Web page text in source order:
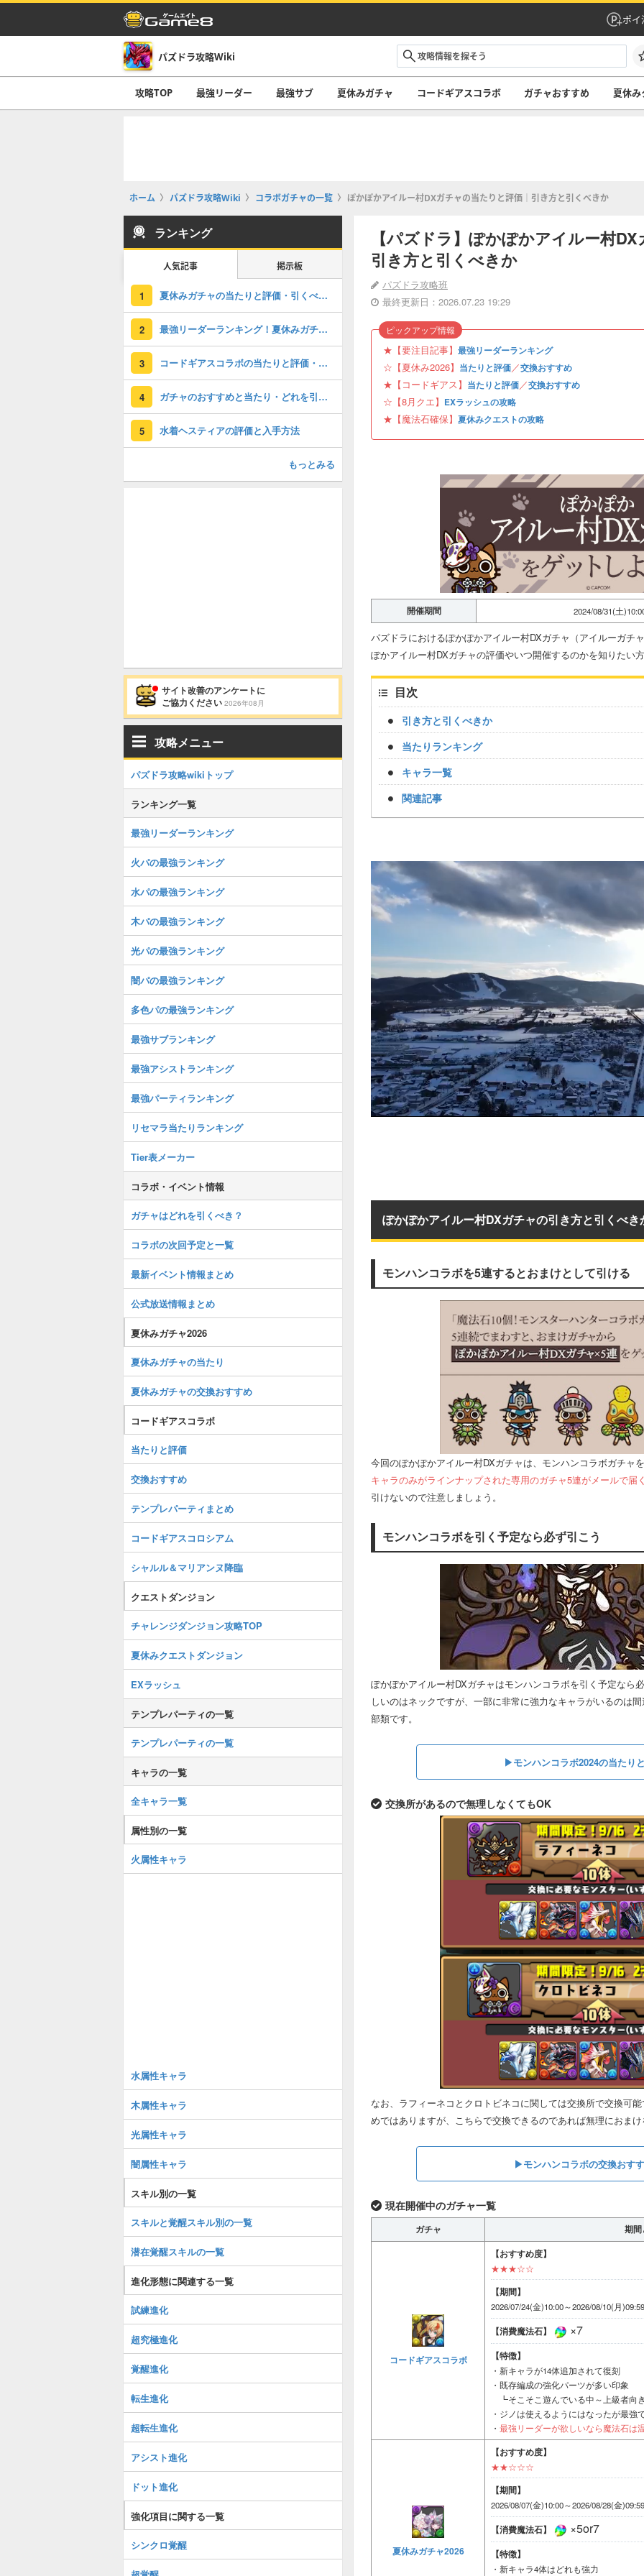
ポイ
パズドラ攻略Wiki
攻略TOP 最強リーダー 最強サブ 夏休みガチャ コードギアスコラボ ガチャおすすめ 夏休み
ホーム パズドラ攻略Wiki コラボガチャの一覧 ぽかぽかアイルー村DXガチャの当たりと評価｜引き方と引くべきか
【パズドラ】ぽかぽかアイルー村
引き方と引くべきか
パズドラ攻略班
最終更新日：2026.07.23 19:29
★【要注目記事】 最強リーダーランキング
☆【夏休み2026】 当たりと評価／交換おすすめ
★【コードギアス】 当たりと評価／交換おすすめ
☆【8月クエ】 EXラッシュの攻略
★【魔法石確保】 夏休みクエストの攻略
ピックアップ情報
開催期間 2024/08/31(土
パズドラにおけるぽかぽかアイルー村DXガチャ（アイルーガチ
ぽかアイルー村DXガチャの評価やいつ開催するのかを知りたい
目次
引き方と引くべきか
当たりランキング
キャラ一覧
関連記事
ぽかぽかアイルー村DXガチャの引き方と引くべき
モンハンコラボを5連するとおまけとして引ける
今回のぽかぽかアイルー村DXガチャは、モンハンコラボガチャ
キャラのみがラインナップされた専用のガチャ5連がメールで届
引けないので注意しましょう。
モンハンコラボを引く予定なら必ず引こう
ぽかぽかアイルー村DXガチャはモンハンコラボを引く予定なら
しいのはネックですが、一部に非常に強力なキャラがいるのは
部類です。
▶︎モンハンコラボ2024の当たり
交換所があるので無理しなくてもOK
なお、ラフィーネコとクロトビネコに関しては交換所で交換可
めではありますが、こちらで交換できるのであれば無理におま
▶︎モンハンコラボの交換おす
現在開催中のガチャ一覧
ガチャ 期間
コードギアスコラボ
【おすすめ度】
★★★☆☆
【期間】
2026/07/24(金)10:00～2026/08/10(月)09:59
【消費魔法石】 ×7
【特徴】
・新キャラが14体追加されて復刻
・既存編成の強化パーツが多い印象
┗そこそこ遊んでいる中～上級者向
・ジノは使えるようにはなったが最強
・ 最強リーダーが欲しいなら魔法石は
夏休みガチャ2026
【おすすめ度】
★★☆☆☆
【期間】
2026/08/07(金)10:00～2026/08/28(金)09:59
【消費魔法石】 ×5or7
【特徴】
・新キャラ4体はどれも強力
ランキング
人気記事 掲示板
1 夏休みガチャの当たりと評価・引くべき？
2 最強リーダーランキング！夏休みガチャの評価掲載
3 コードギアスコラボの当たりと評価・引くべき？
4 ガチャのおすすめと当たり・どれを引くべき？
5 水着ヘスティアの評価と入手方法
もっとみる
サイト改善のアンケートに
ご協力ください 2026年08月
攻略メニュー
パズドラ攻略wikiトップ
ランキング一覧
最強リーダーランキング
火パの最強ランキング
水パの最強ランキング
木パの最強ランキング
光パの最強ランキング
闇パの最強ランキング
多色パの最強ランキング
最強サブランキング
最強アシストランキング
最強パーティランキング
リセマラ当たりランキング
Tier表メーカー
コラボ・イベント情報
ガチャはどれを引くべき？
コラボの次回予定と一覧
最新イベント情報まとめ
公式放送情報まとめ
夏休みガチャ2026
夏休みガチャの当たり
夏休みガチャの交換おすすめ
コードギアスコラボ
当たりと評価
交換おすすめ
テンプレパーティまとめ
コードギアスコロシアム
シャルル＆マリアンヌ降臨
クエストダンジョン
チャレンジダンジョン攻略TOP
夏休みクエストダンジョン
EXラッシュ
テンプレパーティの一覧
テンプレパーティの一覧
キャラの一覧
全キャラ一覧
属性別の一覧
火属性キャラ
水属性キャラ
木属性キャラ
光属性キャラ
闇属性キャラ
スキル別の一覧
スキルと覚醒スキル別の一覧
潜在覚醒スキルの一覧
進化形態に関連する一覧
試練進化
超究極進化
覚醒進化
転生進化
超転生進化
アシスト進化
ドット進化
強化項目に関する一覧
シンクロ覚醒